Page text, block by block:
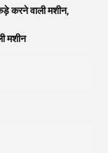
करने वाली मशीन,
मशीन